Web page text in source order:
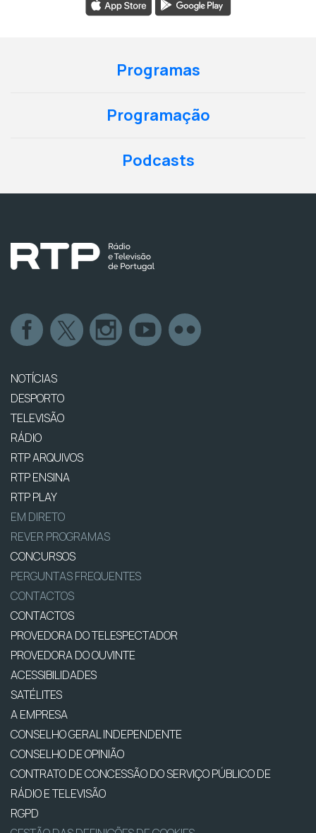
Programas
Programação
Podcasts
NOTÍCIAS
DESPORTO
TELEVISÃO
RÁDIO
RTP ARQUIVOS
RTP ENSINA
RTP PLAY
EM DIRETO
REVER PROGRAMAS
CONCURSOS
PERGUNTAS FREQUENTES
CONTACTOS
CONTACTOS
PROVEDORA DO TELESPECTADOR
PROVEDORA DO OUVINTE
ACESSIBILIDADES
SATÉLITES
A EMPRESA
CONSELHO GERAL INDEPENDENTE
CONSELHO DE OPINIÃO
CONTRATO DE CONCESSÃO DO SERVIÇO PÚBLICO DE
RÁDIO E TELEVISÃO
RGPD